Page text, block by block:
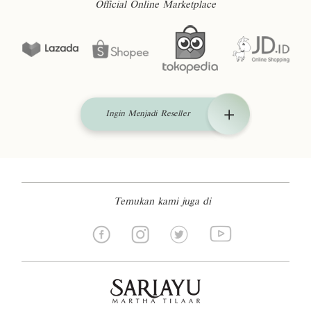
Official Online Marketplace
Ingin Menjadi Reseller
Temukan kami juga di